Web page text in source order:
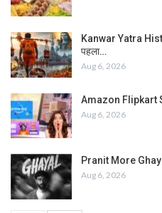
Kanwar Yatra
पहला…
Aug 6, 2026
Amazon Flipkart
Aug 6, 2026
Pranit More
Aug 6, 2026